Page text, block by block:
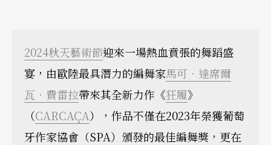
2024秋天藝術節迎來一場熱血賁張的舞蹈盛
宴，由歐陸最具潛力的編舞家馬可．達席爾
瓦．費雷拉帶來其全新力作《狂履》
（CARCAÇA），作品不僅在2023年榮獲葡萄
牙作家協會（SPA）頒發的最佳編舞獎，更在